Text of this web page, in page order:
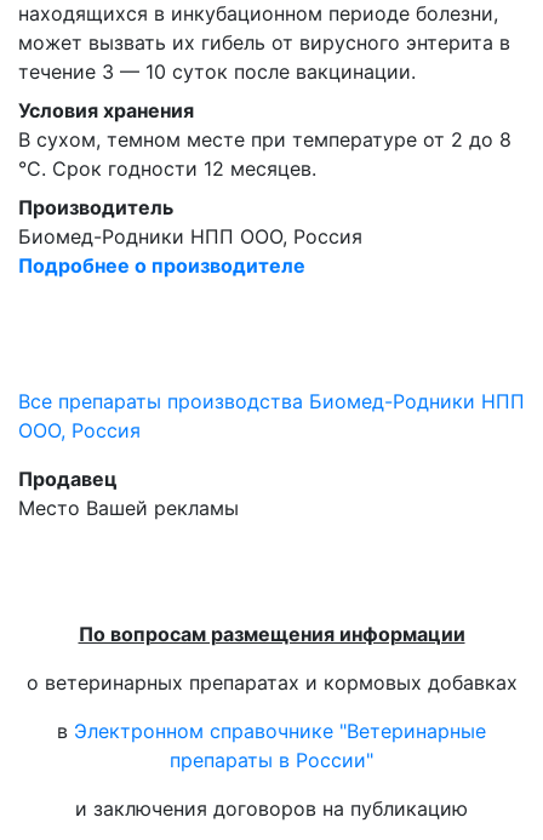
находящихся в инкубационном периоде болезни,
может вызвать их гибель от вирусного энтерита в
течение 3 — 10 суток после вакцинации.
Условия хранения
В сухом, темном месте при температуре от 2 до 8
°С. Срок годности 12 месяцев.
Производитель
Биомед-Родники НПП ООО, Россия
Подробнее о производителе
Все препараты производства Биомед-Родники НПП
ООО, Россия
Продавец
Место Вашей рекламы
По вопросам размещения информации
о ветеринарных препаратах и кормовых добавках
в Электронном справочнике "Ветеринарные
препараты в России"
и заключения договоров на публикацию